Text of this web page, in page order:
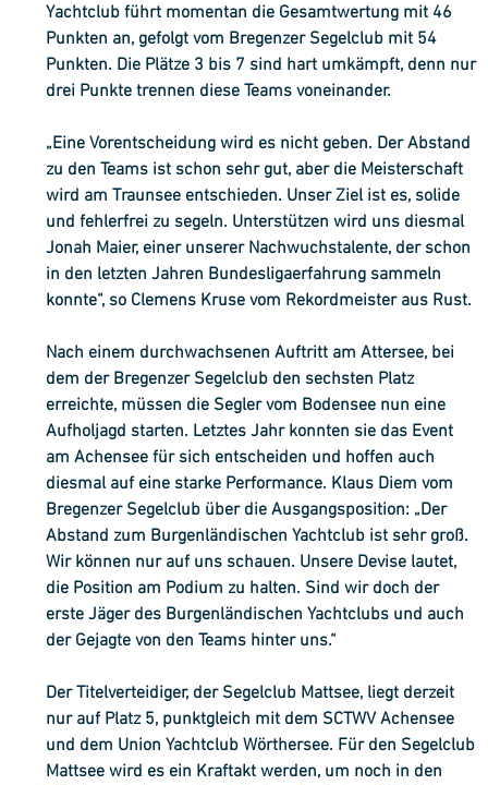
Yachtclub führt momentan die Gesamtwertung mit 46
Punkten an, gefolgt vom Bregenzer Segelclub mit 54
Punkten. Die Plätze 3 bis 7 sind hart umkämpft, denn nur
drei Punkte trennen diese Teams voneinander.
„Eine Vorentscheidung wird es nicht geben. Der Abstand
zu den Teams ist schon sehr gut, aber die Meisterschaft
wird am Traunsee entschieden. Unser Ziel ist es, solide
und fehlerfrei zu segeln. Unterstützen wird uns diesmal
Jonah Maier, einer unserer Nachwuchstalente, der schon
in den letzten Jahren Bundesligaerfahrung sammeln
konnte“, so Clemens Kruse vom Rekordmeister aus Rust.
Nach einem durchwachsenen Auftritt am Attersee, bei
dem der Bregenzer Segelclub den sechsten Platz
erreichte, müssen die Segler vom Bodensee nun eine
Aufholjagd starten. Letztes Jahr konnten sie das Event
am Achensee für sich entscheiden und hoffen auch
diesmal auf eine starke Performance. Klaus Diem vom
Bregenzer Segelclub über die Ausgangsposition: „Der
Abstand zum Burgenländischen Yachtclub ist sehr groß.
Wir können nur auf uns schauen. Unsere Devise lautet,
die Position am Podium zu halten. Sind wir doch der
erste Jäger des Burgenländischen Yachtclubs und auch
der Gejagte von den Teams hinter uns.“
Der Titelverteidiger, der Segelclub Mattsee, liegt derzeit
nur auf Platz 5, punktgleich mit dem SCTWV Achensee
und dem Union Yachtclub Wörthersee. Für den Segelclub
Mattsee wird es ein Kraftakt werden, um noch in den